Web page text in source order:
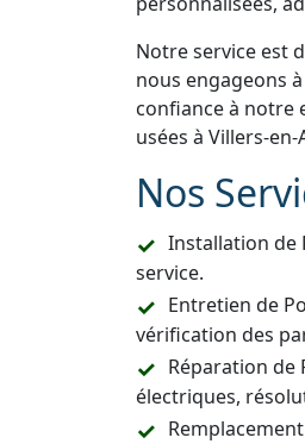
Notre service est
nous engageons
confiance à notre
usées à Villers-
Nos
Installation de
service.
Entretien de
vérification des
Réparation de
électriques,